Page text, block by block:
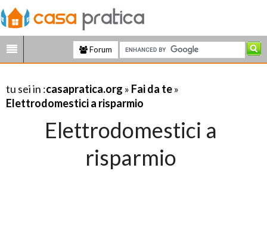
Forum
tu sei in :casapratica.org » Fai da te»
Elettrodomestici a risparmio
Elettrodomestici a
risparmio